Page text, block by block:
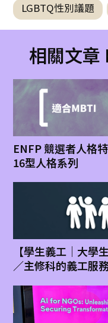
LGBTQ性別議題
相關文
ENFP 競選者人格
16型人格系列
【學生義工｜大學
／主修科的義工服